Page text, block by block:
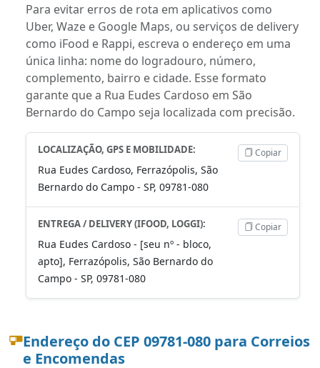
Para evitar erros de rota em aplicativos como
Uber, Waze e Google Maps, ou serviços de delivery
como iFood e Rappi, escreva o endereço em uma
única linha: nome do logradouro, número,
complemento, bairro e cidade. Esse formato
garante que a Rua Eudes Cardoso em São
Bernardo do Campo seja localizada com precisão.
LOCALIZAÇÃO, GPS E MOBILIDADE:
Rua Eudes Cardoso, Ferrazópolis, São
Bernardo do Campo - SP, 09781-080
Copiar
ENTREGA / DELIVERY (IFOOD, LOGGI):
Rua Eudes Cardoso - [seu nº - bloco,
apto], Ferrazópolis, São Bernardo do
Campo - SP, 09781-080
Copiar
Endereço do CEP 09781-080 para Correios
e Encomendas